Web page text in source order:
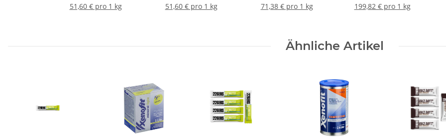
51,60 € pro 1 kg
51,60 € pro 1 kg
71,38 € pro 1 kg
199,82 € pro 1 kg
Ähnliche Artikel